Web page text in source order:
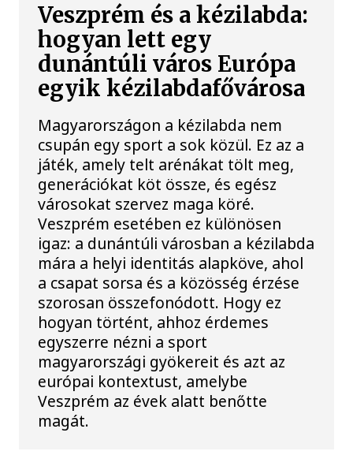
Veszprém és a kézilabda:
hogyan lett egy
dunántúli város Európa
egyik kézilabdafővárosa
Magyarországon a kézilabda nem
csupán egy sport a sok közül. Ez az a
játék, amely telt arénákat tölt meg,
generációkat köt össze, és egész
városokat szervez maga köré.
Veszprém esetében ez különösen
igaz: a dunántúli városban a kézilabda
mára a helyi identitás alapköve, ahol
a csapat sorsa és a közösség érzése
szorosan összefonódott. Hogy ez
hogyan történt, ahhoz érdemes
egyszerre nézni a sport
magyarországi gyökereit és azt az
európai kontextust, amelybe
Veszprém az évek alatt benőtte
magát.